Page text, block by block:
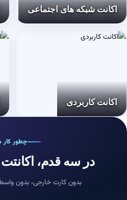
اکانت شبکه های اجتماعی
اکانت کاربردی
چطور کار
در سه قدم،
بدون کارت خارجی، بدون